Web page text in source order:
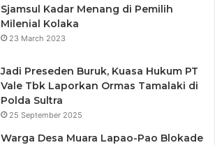
Sjamsul Kadar Menang di Pemilih
Milenial Kolaka
23 March 2023
Jadi Preseden Buruk, Kuasa Hukum PT
Vale Tbk Laporkan Ormas Tamalaki di
Polda Sultra
25 September 2025
Warga Desa Muara Lapao-Pao Blokade